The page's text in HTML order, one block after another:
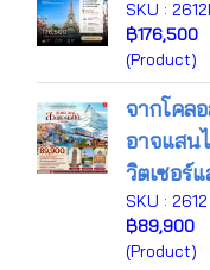
SKU :
฿176,500
(Product)
จากโคล
อาจแสน
วิตเซอร์
SKU :
฿89,900
(Product)